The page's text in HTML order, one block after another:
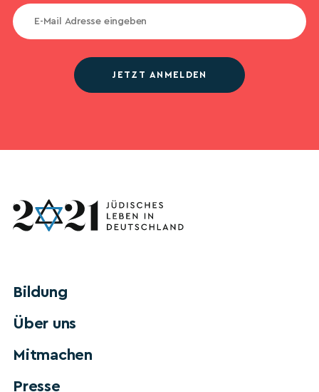
JETZT ANMELDEN
Bildung
Über uns
Mitmachen
Presse